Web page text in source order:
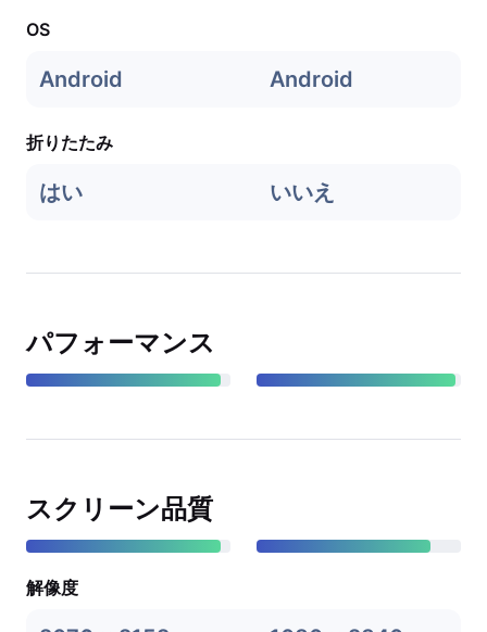
OS
Android Android
折りたたみ
はい いいえ
パフォーマンス
スクリーン品質
解像度